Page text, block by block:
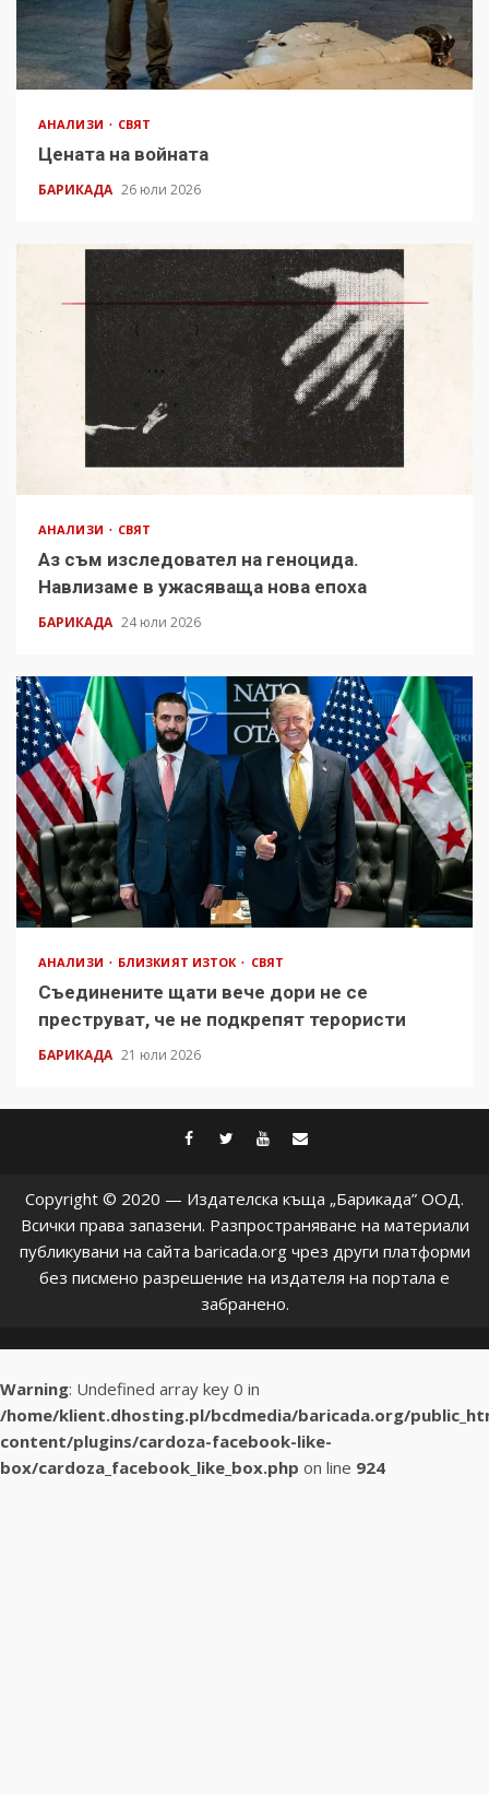
АНАЛИЗИ СВЯТ
Цената на войната
БАРИКАДА 26 юли 2026
АНАЛИЗИ СВЯТ
Аз съм изследовател на геноцида.
Навлизаме в ужасяваща нова епоха
БАРИКАДА 24 юли 2026
АНАЛИЗИ БЛИЗКИЯТ ИЗТОК СВЯТ
Съединените щати вече дори не се
преструват, че не подкрепят терористи
БАРИКАДА 21 юли 2026
facebook
twitter
youtube
Copyright © 2020 — Издателска къща „Барикада” ООД.
Всички права запазени. Разпространяване на материали
публикувани на сайта baricada.org чрез други платформи
без писмено разрешение на издателя на портала е
забранено.
Warning: Undefined array key 0 in
/home/klient.dhosting.pl/bcdmedia/baricada.org/
content/plugins/cardoza-facebook-like-
box/cardoza_facebook_like_box.php on line 924